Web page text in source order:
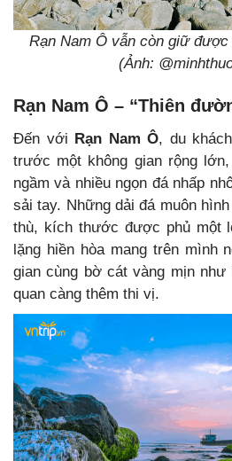
Rạn Nam Ô vẫn còn giữ
(Ảnh:
Rạn Nam Ô – “Thiên
Đến với Rạn Nam Ô, du
trước một không gian rộng
ngầm và nhiều ngọn đá nhấp
sải tay. Những dải đá muôn
thù, kích thước được phủ một
lặng hiền hòa mang trên mình
gian cùng bờ cát vàng mịn như
quan càng thêm thi vị.